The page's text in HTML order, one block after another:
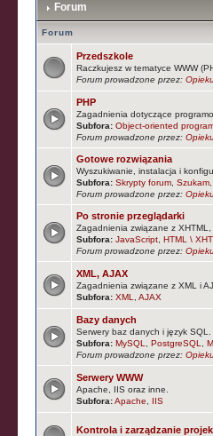
Forum
Forum
Przedszkole
Raczkujesz w tematyce WWW
Forum prowadzone przez:
PHP
Zagadnienia dotyczące
Subfora: Object-oriented
Forum prowadzone przez:
Gotowe rozwiązania
Wyszukiwanie, instalacja i
Subfora: Skrypty forum ,Szukam
Forum prowadzone przez:
Po stronie przeglądarki
Zagadnienia związane z XHTML,
Subfora: JavaScript ,HTML \
Forum prowadzone przez:
XML, AJAX
Zagadnienia związane z XML i
Subfora: XML ,AJAX
Bazy danych
Serwery baz danych i język SQL.
Subfora: MySQL ,PostgreSQL ,
Forum prowadzone przez:
Serwery WWW
Apache, IIS oraz inne.
Subfora: Apache IIS
Kontrola i zarządzanie